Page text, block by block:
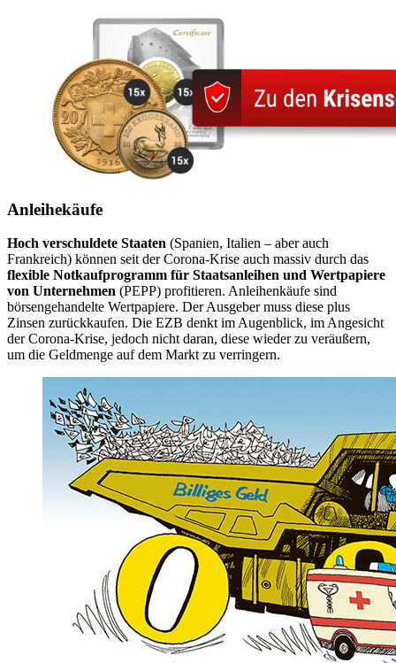
Anleihekäufe
Hoch verschuldete Staaten (Spanien, Italien – aber auch
Frankreich) können seit der Corona-Krise auch massiv durch das
flexible Notkaufprogramm für Staatsanleihen und Wertpapiere
von Unternehmen (PEPP) profitieren. Anleihenkäufe sind
börsengehandelte Wertpapiere. Der Ausgeber muss diese plus
Zinsen zurückkaufen. Die EZB denkt im Augenblick, im Angesicht
der Corona-Krise, jedoch nicht daran, diese wieder zu veräußern,
um die Geldmenge auf dem Markt zu verringern.